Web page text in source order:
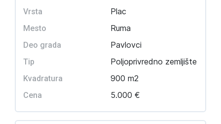
Vrsta Plac
Mesto Ruma
Deo grada Pavlovci
Tip Poljoprivredno zemljište
Kvadratura 900 m2
Cena 5.000 €